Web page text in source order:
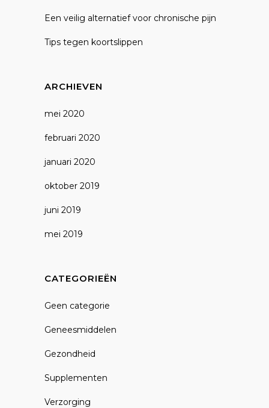
Een veilig alternatief voor chronische pijn
Tips tegen koortslippen
ARCHIEVEN
mei 2020
februari 2020
januari 2020
oktober 2019
juni 2019
mei 2019
CATEGORIEËN
Geen categorie
Geneesmiddelen
Gezondheid
Supplementen
Verzorging